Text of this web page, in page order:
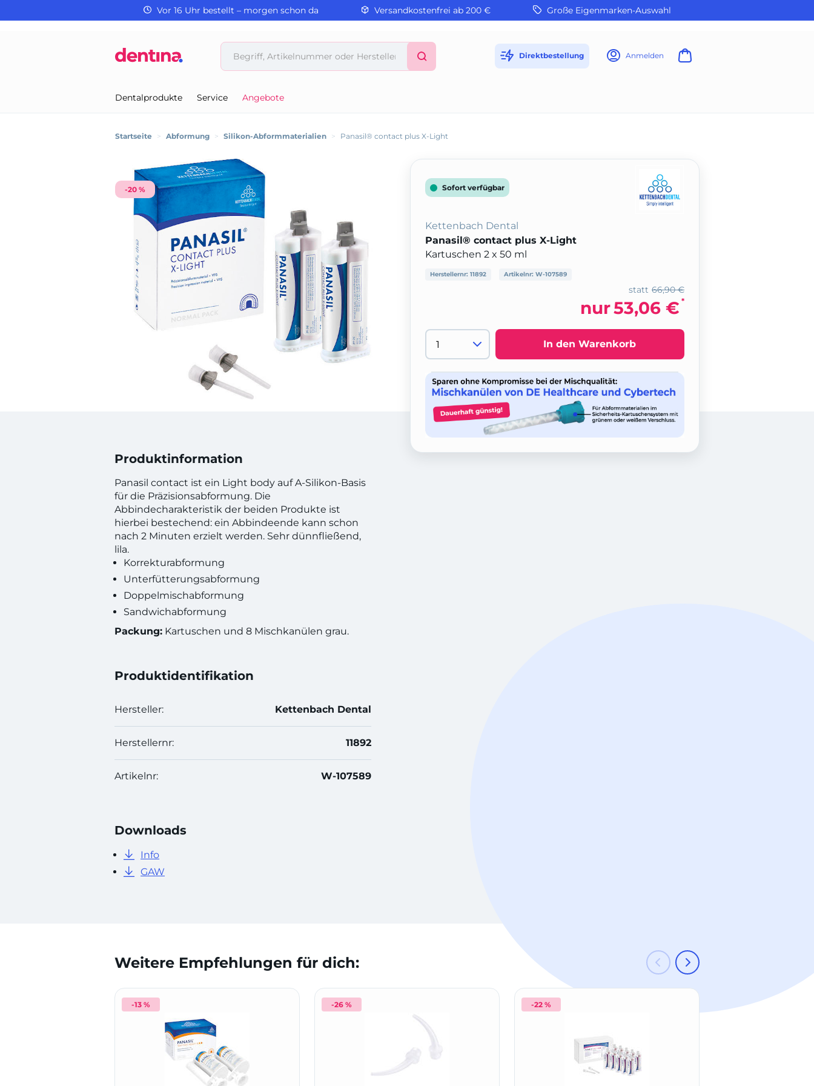
Vor 16 Uhr bestellt – morgen schon da Versandkostenfrei ab 200 € Große Eigenmarken-Auswahl
Direktbestellung Anmelden
Dentalprodukte Service Angebote
Startseite > Abformung > Silikon-Abformmaterialien > Panasil® contact plus X-Light
-20 %
Produktinformation
Panasil contact ist ein Light body auf A-Silikon-Basis
für die Präzisionsabformung. Die
Abbindecharakteristik der beiden Produkte ist
hierbei bestechend: ein Abbindeende kann schon
nach 2 Minuten erzielt werden. Sehr dünnfließend,
lila.
Korrekturabformung
Unterfütterungsabformung
Doppelmischabformung
Sandwichabformung
Packung: Kartuschen und 8 Mischkanülen grau.
Produktidentifikation
Hersteller: Kettenbach Dental
Herstellernr: 11892
Artikelnr: W-107589
Downloads
Info
GAW
Sofort verfügbar
Kettenbach Dental
Panasil® contact plus X-Light
Kartuschen 2 x 50 ml
Herstellernr: 11892 Artikelnr: W-107589
66,90 €
statt
nur53,06 € *
In den Warenkorb
Weitere Empfehlungen für dich:
-13 % -26 % -22 % Neu